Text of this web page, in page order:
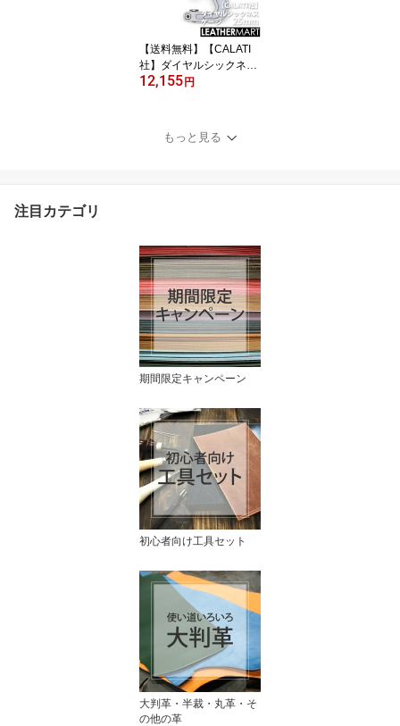
レザークラフト レザー
【送料無料】【CALATI
社】ダイヤルシックネス
ゲージ25mm（小） イタ
12,155円
もっと見る
注目カテゴリ
期間限定キャンペーン
初心者向け工具セット
大判革・半裁・丸革・そ
の他の革